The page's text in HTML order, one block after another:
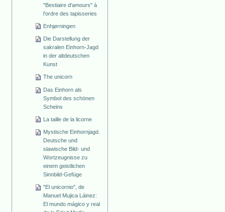
"Bestiaire d'amours" à
l'ordre des tapisseries
Enhjørningen
Die Darstellung der
sakralen Einhorn-Jagd
in der altdeutschen
Kunst
The unicorn
Das Einhorn als
Symbol des schönen
Scheins
La taille de la licorne
Mystische Einhornjagd.
Deutsche und
slawische Bild- und
Wortzeugnisse zu
einem geistlichen
Sinnbild-Gefüge
"El unicornio", de
Manuel Mujica Láinez:
El mundo mágico y real